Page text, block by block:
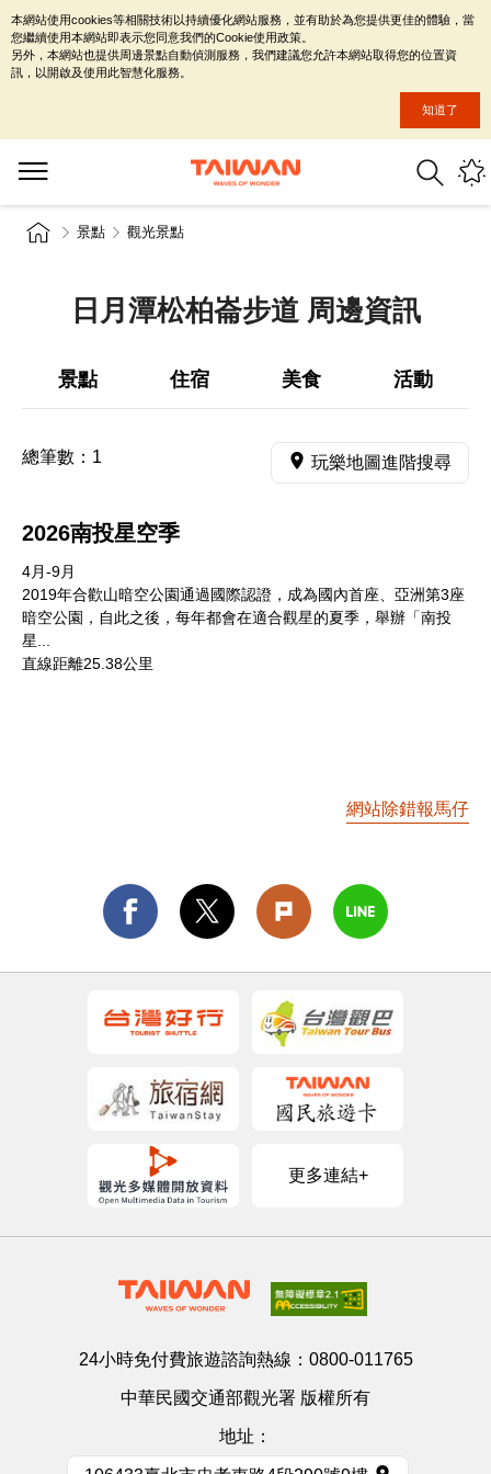
景點 觀光景點
日月潭松柏崙步道 周邊資訊
景點 住宿 美食 活動
總筆數： 1 玩樂地圖進階搜尋
2026南投星空季
4月-9月
2019年合歡山暗空公園通過國際認證，成為國內首座、亞洲第3座
暗空公園，自此之後，每年都會在適合觀星的夏季，舉辦「南投
星...
直線距離25.38公里
網站除錯報馬仔
更多連結+
24小時免付費旅遊諮詢熱線： 0800-011765
中華民國交通部觀光署 版權所有
地址：
本網站使用cookies等相關技術以持續優化網站服務，並有助於為您提供更佳的體驗，當
您繼續使用本網站即表示您同意我們的Cookie使用政策。
另外，本網站也提供周邊景點自動偵測服務，我們建議您允許本網站取得您的位置資
訊，以開啟及使用此智慧化服務。
知道了